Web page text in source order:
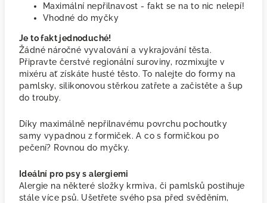
Maximální nepřilnavost - fakt se na to nic nelepí!
Vhodné do myčky
Je to fakt jednoduché!
Žádné náročné vyvalování a vykrajování těsta.
Připravte čerstvé regionální suroviny, rozmixujte v
mixéru ať získáte husté těsto. To nalejte do formy na
pamlsky, silikonovou stěrkou zatřete a začistěte a šup
do trouby.
Díky maximálně nepřilnavému povrchu pochoutky
samy vypadnou z formiček. A co s formičkou po
pečení? Rovnou do myčky.
Ideální pro psy s alergiemi
Alergie na některé složky krmiva, či pamlsků postihuje
stále více psů. Ušetřete svého psa před svěděním,